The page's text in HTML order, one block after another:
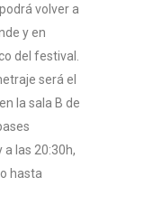
volver a
y en
del festival.
será el
la sala B de
a las 20:30h,
hasta